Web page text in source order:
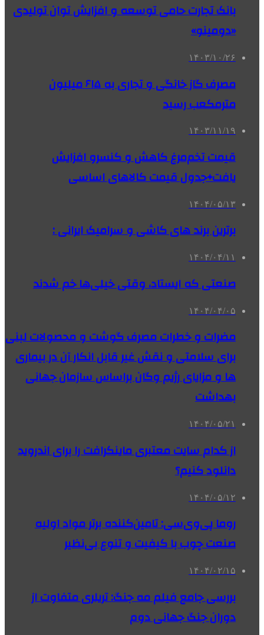
بانک تجارت حامی توسعه و افزایش توان تولیدی
«دومینو»
۱۴۰۳/۱۰/۲۶
مصرف گاز خانگی و تجاری به ۶۱۵ میلیون
مترمکعب رسید
۱۴۰۳/۱۱/۱۹
قیمت تخم‌مرغ کاهش و کنسرو افزایش
یافت+جدول قیمت کالاهای اساسی
۱۴۰۴/۰۵/۱۳
برترین برند های کاشی و سرامیک ایرانی :
۱۴۰۴/۰۴/۱۱
صنعتی که ایستاد، وقتی خیلی‌ها خم شدند
۱۴۰۴/۰۴/۰۵
مضرات و خطرات مصرف گوشت و محصولات لبنی
برای سلامتی و نقش غیر قابل انکار آن در بیماری
ها و مزایای رژیم وگان براساس سازمان جهانی
بهداشت
۱۴۰۴/۰۵/۲۱
از کدام سایت معتبری ماینکرافت را برای اندروید
دانلود کنیم؟
۱۴۰۴/۰۵/۱۲
روما پی‌وی‌سی: تامین‌کننده برتر مواد اولیه
صنعت چوب با کیفیت و تنوع بی‌نظیر
۱۴۰۴/۰۲/۱۵
بررسی جامع فیلم مه جنگ: تریلری متفاوت از
دوران جنگ جهانی دوم